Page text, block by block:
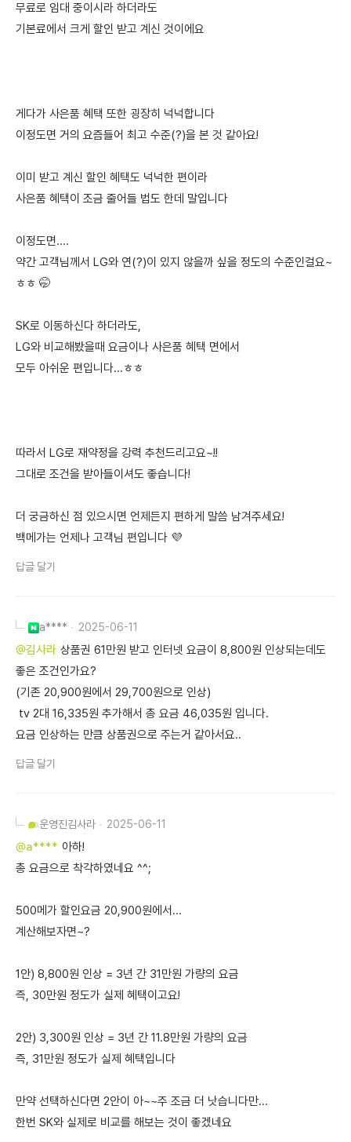
무료로 임대 중이시라 하더라도
기본료에서 크게 할인 받고 계신 것이에요
게다가 사은품 혜택 또한 굉장히 넉넉합니다
이정도면 거의 요즘들어 최고 수준(?)을 본 것 같아요!
이미 받고 계신 할인 혜택도 넉넉한 편이라
사은품 혜택이 조금 줄어들 법도 한데 말입니다
이정도면....
약간 고객님께서 LG와 연(?)이 있지 않을까 싶을 정도의 수준인걸요~
ㅎㅎ 🤭
SK로 이동하신다 하더라도,
LG와 비교해봤을때 요금이나 사은품 혜택 면에서
모두 아쉬운 편입니다...ㅎㅎ
따라서 LG로 재약정을 강력 추천드리고요~!!
그대로 조건을 받아들이셔도 좋습니다!
더 궁금하신 점 있으시면 언제든지 편하게 말씀 남겨주세요!
백메가는 언제나 고객님 편입니다 💜
답글 달기
a**** 2025-06-11
@김사라 상품권 61만원 받고 인터넷 요금이 8,800원 인상되는데도
좋은 조건인가요?
(기존 20,900원에서 29,700원으로 인상)
tv 2대 16,335원 추가해서 총 요금 46,035원 입니다.
요금 인상하는 만큼 상품권으로 주는거 같아서요..
답글 달기
운영진김사라 2025-06-11
@a**** 아하!
총 요금으로 착각하였네요 ^^;
500메가 할인요금 20,900원에서...
계산해보자면~?
1안) 8,800원 인상 = 3년 간 31만원 가량의 요금
즉, 30만원 정도가 실제 혜택이고요!
2안) 3,300원 인상 = 3년 간 11.8만원 가량의 요금
즉, 31만원 정도가 실제 혜택입니다
만약 선택하신다면 2안이 아~~주 조금 더 낫습니다만...
한번 SK와 실제로 비교를 해보는 것이 좋겠네요